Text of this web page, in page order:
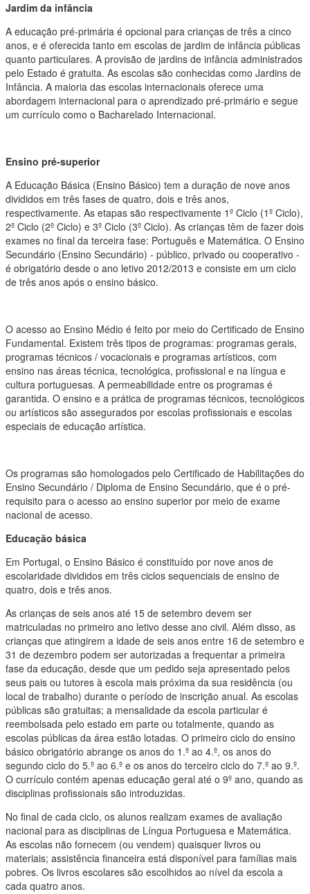
Jardim da infância
A educação pré-primária é opcional para crianças de três a cinco
anos, e é oferecida tanto em escolas de jardim de infância públicas
quanto particulares. A provisão de jardins de infância administrados
pelo Estado é gratuita. As escolas são conhecidas como Jardins de
Infância. A maioria das escolas internacionais oferece uma
abordagem internacional para o aprendizado pré-primário e segue
um currículo como o Bacharelado Internacional.
Ensino pré-superior
A Educação Básica (Ensino Básico) tem a duração de nove anos
divididos em três fases de quatro, dois e três anos,
respectivamente. As etapas são respectivamente 1º Ciclo (1º Ciclo),
2º Ciclo (2º Ciclo) e 3º Ciclo (3º Ciclo). As crianças têm de fazer dois
exames no final da terceira fase: Português e Matemática. O Ensino
Secundário (Ensino Secundário) - público, privado ou cooperativo -
é obrigatório desde o ano letivo 2012/2013 e consiste em um ciclo
de três anos após o ensino básico.
O acesso ao Ensino Médio é feito por meio do Certificado de Ensino
Fundamental. Existem três tipos de programas: programas gerais,
programas técnicos / vocacionais e programas artísticos, com
ensino nas áreas técnica, tecnológica, profissional e na língua e
cultura portuguesas. A permeabilidade entre os programas é
garantida. O ensino e a prática de programas técnicos, tecnológicos
ou artísticos são assegurados por escolas profissionais e escolas
especiais de educação artística.
Os programas são homologados pelo Certificado de Habilitações do
Ensino Secundário / Diploma de Ensino Secundário, que é o pré-
requisito para o acesso ao ensino superior por meio de exame
nacional de acesso.
Educação básica
Em Portugal, o Ensino Básico é constituído por nove anos de
escolaridade divididos em três ciclos sequenciais de ensino de
quatro, dois e três anos.
As crianças de seis anos até 15 de setembro devem ser
matriculadas no primeiro ano letivo desse ano civil. Além disso, as
crianças que atingirem a idade de seis anos entre 16 de setembro e
31 de dezembro podem ser autorizadas a frequentar a primeira
fase da educação, desde que um pedido seja apresentado pelos
seus pais ou tutores à escola mais próxima da sua residência (ou
local de trabalho) durante o período de inscrição anual. As escolas
públicas são gratuitas; a mensalidade da escola particular é
reembolsada pelo estado em parte ou totalmente, quando as
escolas públicas da área estão lotadas. O primeiro ciclo do ensino
básico obrigatório abrange os anos do 1.º ao 4.º, os anos do
segundo ciclo do 5.º ao 6.º e os anos do terceiro ciclo do 7.º ao 9.º.
O currículo contém apenas educação geral até o 9º ano, quando as
disciplinas profissionais são introduzidas.
No final de cada ciclo, os alunos realizam exames de avaliação
nacional para as disciplinas de Língua Portuguesa e Matemática.
As escolas não fornecem (ou vendem) quaisquer livros ou
materiais; assistência financeira está disponível para famílias mais
pobres. Os livros escolares são escolhidos ao nível da escola a
cada quatro anos.